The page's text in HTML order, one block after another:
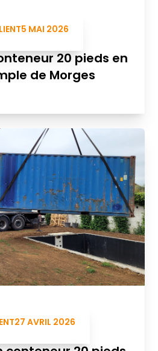
5 MAI 2026
20 pieds en
de Morges
27 AVRIL 2026